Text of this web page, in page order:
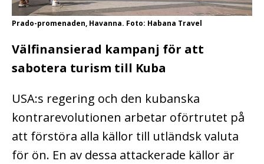
Prado-promenaden, Havanna. Foto: Habana Travel
Välfinansierad kampanj för att
sabotera turism till Kuba
USA:s regering och den kubanska
kontrarevolutionen arbetar oförtrutet på
att förstöra alla källor till utländsk valuta
för ön. En av dessa attackerade källor är